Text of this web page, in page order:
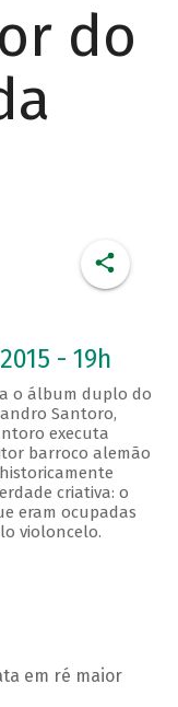
do
- 19h
o álbum duplo do
Santoro,
executa
barroco alemão
criativa: o
eram ocupadas
violoncelo.
em ré maior